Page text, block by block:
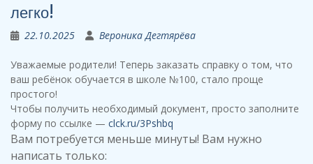
легко!
22.10.2025 Вероника Дегтярёва
Уважаемые родители! Теперь заказать справку о том, что
ваш ребёнок обучается в школе №100, стало проще
простого!
Чтобы получить необходимый документ, просто заполните
форму по ссылке — clck.ru/3Pshbq
Вам потребуется меньше минуты! Вам нужно
написать только: